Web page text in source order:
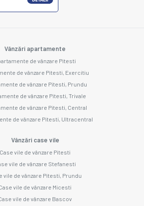
Vânzări apartamente
de vânzare Pitesti
de vânzare Pitesti, Exercitiu
de vânzare Pitesti, Prundu
de vânzare Pitesti, Trivale
de vânzare Pitesti, Central
de vânzare Pitesti, Ultracentral
Vânzări case vile
Case vile de vânzare Pitesti
vile de vânzare Stefanesti
vile de vânzare Pitesti, Prundu
vile de vânzare Micesti
vile de vânzare Bascov